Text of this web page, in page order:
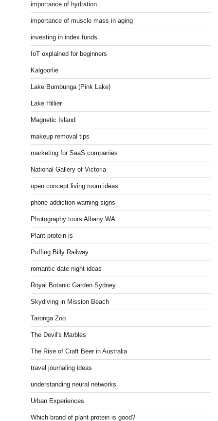
importance of hydration
importance of muscle mass in aging
investing in index funds
IoT explained for beginners
Kalgoorlie
Lake Bumbunga (Pink Lake)
Lake Hillier
Magnetic Island
makeup removal tips
marketing for SaaS companies
National Gallery of Victoria
open concept living room ideas
phone addiction warning signs
Photography tours Albany WA
Plant protein is
Puffing Billy Railway
romantic date night ideas
Royal Botanic Garden Sydney
Skydiving in Mission Beach
Taronga Zoo
The Devil's Marbles
The Rise of Craft Beer in Australia
travel journaling ideas
understanding neural networks
Urban Experiences
Which brand of plant protein is good?